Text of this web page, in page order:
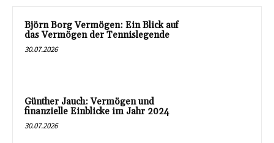
Björn Borg Vermögen: Ein Blick auf
das Vermögen der Tennislegende
30.07.2026
Günther Jauch: Vermögen und
finanzielle Einblicke im Jahr 2024
30.07.2026